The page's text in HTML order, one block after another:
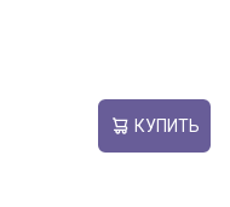
КУПИТЬ